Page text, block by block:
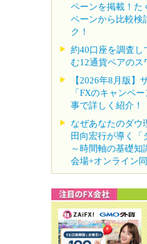
ペーンを掲載！た
ペーンから比較検
ク！
約40口座を調査し
む12通貨ペアのス
【2026年8月版】
「FXのキャンペ
事で詳しく紹介！
なぜあなたのダウ
田向宏行が導く「
～時間軸の基礎知
会場+オンライン同